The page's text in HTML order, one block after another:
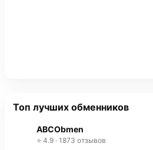
Топ лучших обменников
ABCObmen
⭐ 4.9 · 1873 отзывов